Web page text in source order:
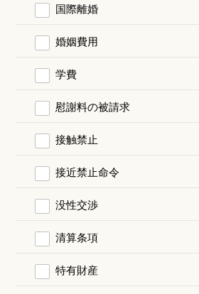
国際離婚
婚姻費用
学費
慰謝料の被請求
接触禁止
接近禁止命令
没性交渉
清算条項
特有財産